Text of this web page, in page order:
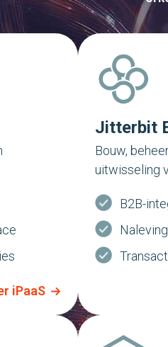
iPaaS
Jitterbit
Bouw,
uitwisseling
B2B-